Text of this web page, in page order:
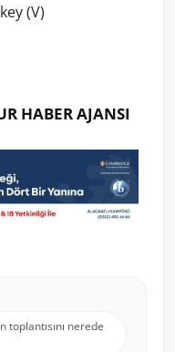
(V)
HABER AJANSI
toplantısını nerede